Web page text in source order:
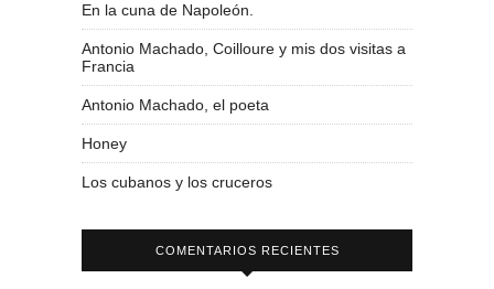
En la cuna de Napoleón.
Antonio Machado, Coilloure y mis dos visitas a
Francia
Antonio Machado, el poeta
Honey
Los cubanos y los cruceros
COMENTARIOS RECIENTES